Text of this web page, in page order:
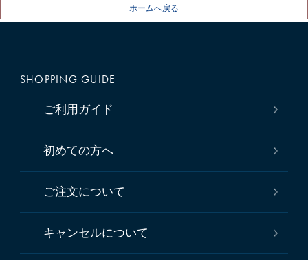
ホームへ戻る
SHOPPING GUIDE
ご利用ガイド
初めての方へ
ご注文について
キャンセルについて